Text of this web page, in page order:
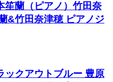
笙蘭（ピアノ）竹田奈
&竹田奈津穂 ピアノジ
ックアウトブルー 豊原